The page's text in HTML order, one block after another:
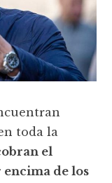
toda la
el
de los